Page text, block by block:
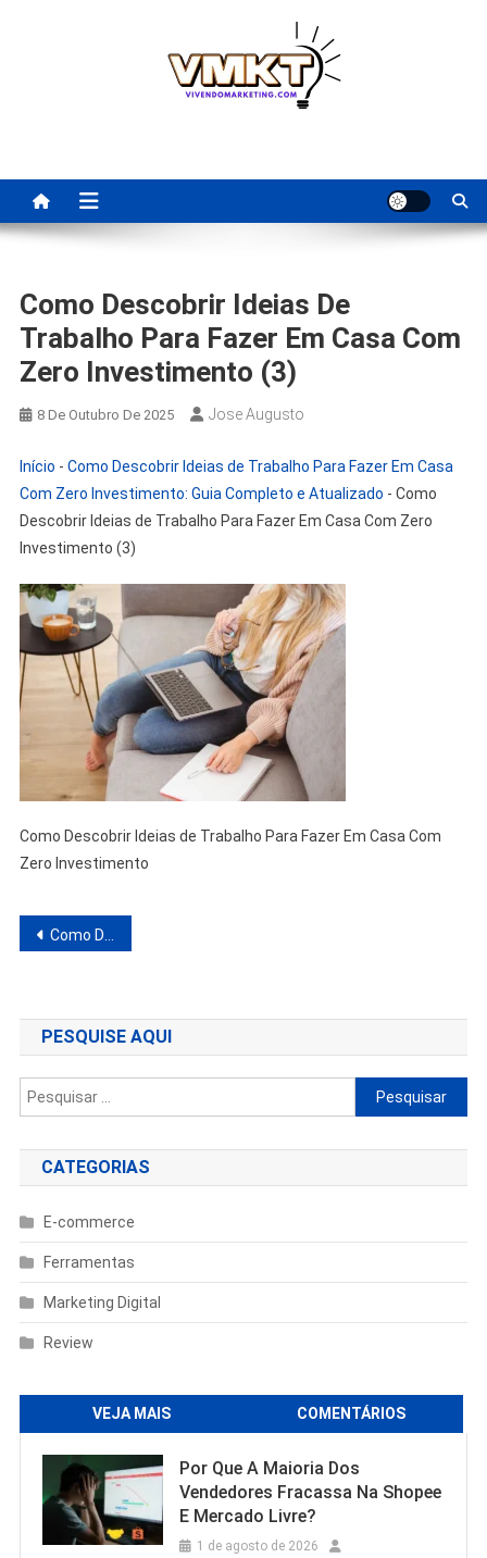
Para Revenda | Vivendo
Marketing
Como Descobrir Ideias De
Trabalho Para Fazer Em Casa Com
Zero Investimento (3)
8 De Outubro De 2025 Jose Augusto
Início - Como Descobrir Ideias de Trabalho Para Fazer Em Casa
Com Zero Investimento: Guia Completo e Atualizado - Como
Descobrir Ideias de Trabalho Para Fazer Em Casa Com Zero
Investimento (3)
Como Descobrir Ideias de Trabalho Para Fazer Em Casa Com
Zero Investimento
Navegação
Post
Como Descobrir Ideias de Trabalho Para Fazer Em Casa Com Zero Investimento: Guia Completo e Atualizado
PESQUISE AQUI
Pesquisar
por:
CATEGORIAS
E-commerce
Ferramentas
Marketing Digital
Review
VEJA MAIS COMENTÁRIOS
Por Que A Maioria Dos
Vendedores Fracassa Na Shopee
E Mercado Livre?
1 de agosto de 2026